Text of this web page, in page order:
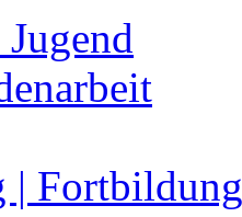
| Fortbildung